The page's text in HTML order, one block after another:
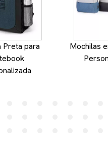
Preta para
Mochilas